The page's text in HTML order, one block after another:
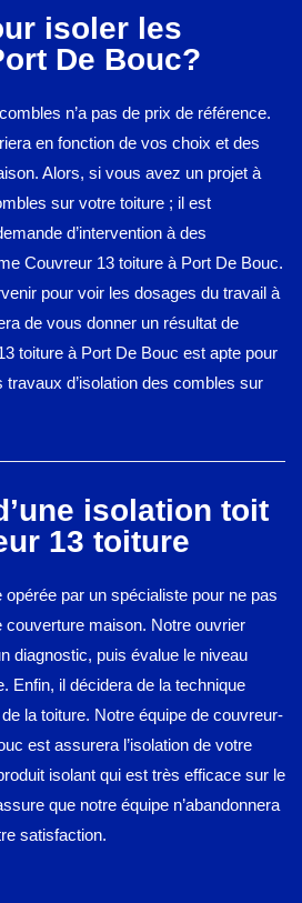
isoler les
De Bouc?
n’a pas de prix de référence.
en fonction de vos choix et des
Alors, si vous avez un projet à
sur votre toiture ; il est
d’intervention à des
Couvreur 13 toiture à Port De Bouc.
pour voir les dosages du travail à
de vous donner un résultat de
toiture à Port De Bouc est apte pour
d’isolation des combles sur
isolation toit
13 toiture
opérée par un spécialiste pour ne pas
maison. Notre ouvrier
diagnostic, puis évalue le niveau
Enfin, il décidera de la technique
la toiture. Notre équipe de couvreur-
est assurera l’isolation de votre
isolant qui est très efficace sur le
que notre équipe n’abandonnera
satisfaction.